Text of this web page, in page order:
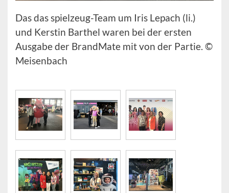
Das das spielzeug-Team um Iris Lepach (li.)
und Kerstin Barthel waren bei der ersten
Ausgabe der BrandMate mit von der Partie. ©
Meisenbach